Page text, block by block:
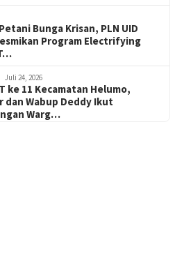
Bunga Krisan, PLN UID
Program Electrifying
Juli 24, 2026
ke 11 Kecamatan Helumo,
dan Wabup Deddy Ikut
Warg…